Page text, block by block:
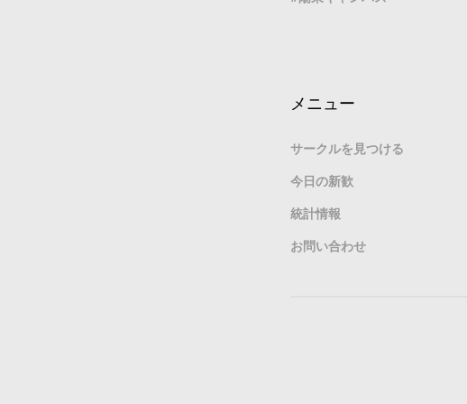
メニュー
サークルを見つける
今日の新歓
統計情報
お問い合わせ